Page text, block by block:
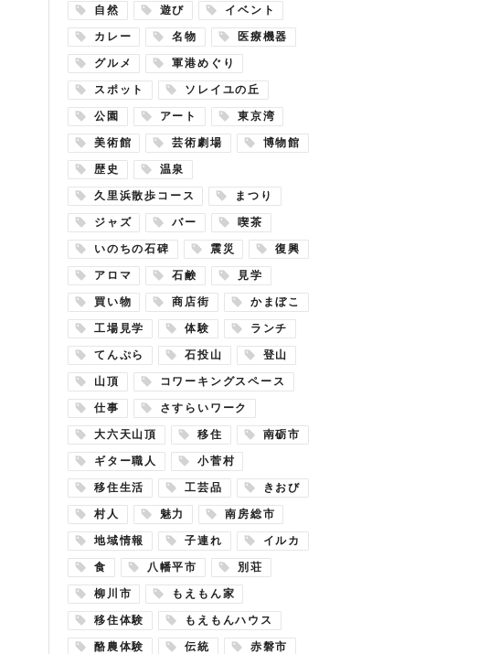
自然 遊び イベント
カレー 名物 医療機器
グルメ 軍港めぐり
スポット ソレイユの丘
公園 アート 東京湾
美術館 芸術劇場 博物館
歴史 温泉
久里浜散歩コース まつり
ジャズ バー 喫茶
いのちの石碑 震災 復興
アロマ 石鹸 見学
買い物 商店街 かまぼこ
工場見学 体験 ランチ
てんぷら 石投山 登山
山頂 コワーキングスペース
仕事 さすらいワーク
大六天山頂 移住 南砺市
ギター職人 小菅村
移住生活 工芸品 きおび
村人 魅力 南房総市
地域情報 子連れ イルカ
食 八幡平市 別荘
柳川市 もえもん家
移住体験 もえもんハウス
酪農体験 伝統 赤磐市